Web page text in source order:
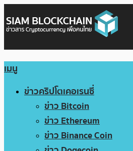
เมนู
ข่าวคริปโตเคอเรนซี่
ข่าว Bitcoin
ข่าว Ethereum
ข่าว Binance Coin